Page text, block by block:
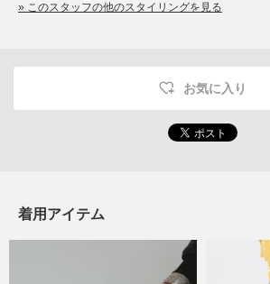
» このスタッフの他のスタイリングを見る
お気に入り
着用アイテム